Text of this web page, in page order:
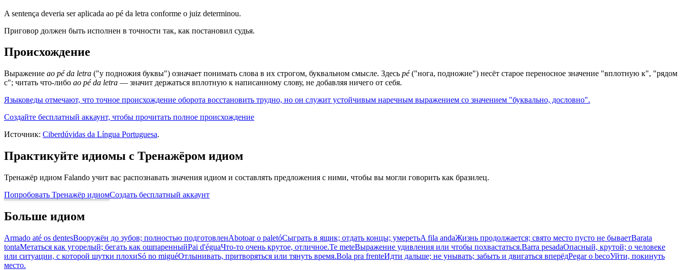
A sentença deveria ser aplicada ao pé da letra conforme o juiz determinou.
Приговор должен быть исполнен в точности так, как постановил судья.
Происхождение
Выражение ao pé da letra ("у подножия буквы") означает понимать слова в их строгом, буквальном смысле. Здесь pé("нога, подножие") несёт старое переносное значение "вплотную к", "рядом
с"; читать что-либо ao pé da letra — значит держаться вплотную к написанному слову, не добавляя ничего от себя.
Языковеды отмечают, что точное происхождение оборота восстановить трудно, но он служит устойчивым наречным выражением со значением "буквально, дословно".
Создайте бесплатный аккаунт, чтобы прочитать полное происхождение
Источник: Ciberdúvidas da Língua Portuguesa.
Практикуйте идиомы с Тренажёром идиом
Тренажёр идиом Falando учит вас распознавать значения идиом и составлять предложения с ними, чтобы вы могли говорить как бразилец.
Попробовать Тренажёр идиомСоздать бесплатный аккаунт
Больше идиом
Armado até os dentesВооружён до зубов; полностью подготовленAbotoar o paletóСыграть в ящик; отдать концы; умеретьA fila andaЖизнь продолжается; свято место пусто не бываетBarata
tontaМетаться как угорелый; бегать как ошпаренныйPai d'éguaЧто-то очень крутое, отличное.Te meteВыражение удивления или чтобы похвастаться.Barra pesadaОпасный, крутой; о человеке
или ситуации, с которой шутки плохиSó no miguéОтлынивать, притворяться или тянуть время.Bola pra frenteИдти дальше; не унывать; забыть и двигаться вперёдPegar o becoУйти, покинуть
место.